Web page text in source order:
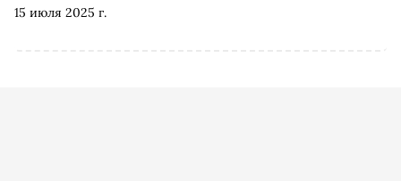
15 июля 2025 г.
Спесивцев полетел на отмененное выступление в